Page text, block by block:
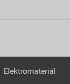
Elektromateriál